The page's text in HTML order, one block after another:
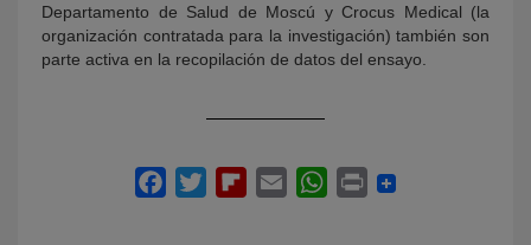
Departamento de Salud de Moscú y Crocus Medical (la
organización contratada para la investigación) también son
parte activa en la recopilación de datos del ensayo.